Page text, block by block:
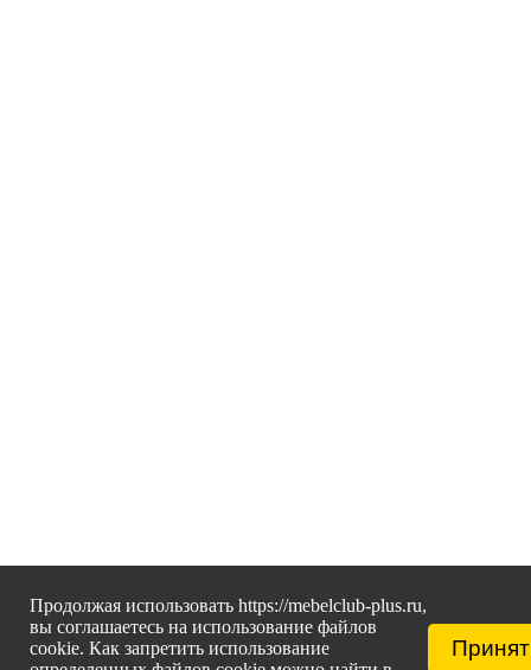
Продолжая использовать https://mebelclub-plus.ru,
вы соглашаетесь на использование файлов
cookie. Как запретить использование